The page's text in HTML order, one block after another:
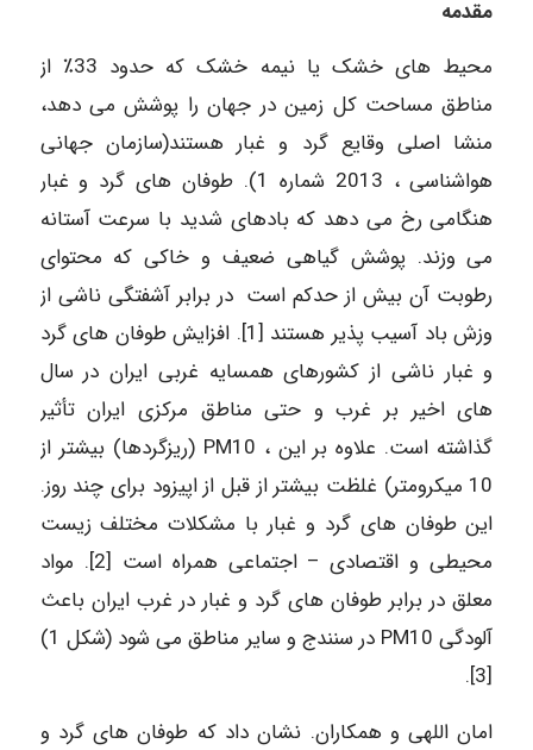
مقدمه
محیط های خشک یا نیمه خشک که حدود 33٪ از
مناطق مساحت کل زمین در جهان را پوشش می دهد،
منشا اصلی وقایع گرد و غبار هستند(سازمان جهانی
هواشناسی ، 2013 شماره 1). طوفان های گرد و غبار
هنگامی رخ می دهد که بادهای شدید با سرعت آستانه
می وزند. پوشش گیاهی ضعیف و خاکی که محتوای
رطوبت آن بیش از حدکم است در برابر آشفتگی ناشی از
وزش باد آسیب پذیر هستند [1]. افزایش طوفان های گرد
و غبار ناشی از کشورهای همسایه غربی ایران در سال
های اخیر بر غرب و حتی مناطق مرکزی ایران تأثیر
گذاشته است. علاوه بر این ، PM10 (ریزگردها) بیشتر از
10 میکرومتر) غلظت بیشتر از قبل از اپیزود برای چند روز.
این طوفان های گرد و غبار با مشکلات مختلف زیست
محیطی و اقتصادی – اجتماعی همراه است [2]. مواد
معلق در برابر طوفان های گرد و غبار در غرب ایران باعث
آلودگی PM10 در سنندج و سایر مناطق می شود (شکل 1)
[3].
امان اللهی و همکاران. نشان داد که طوفان های گرد و